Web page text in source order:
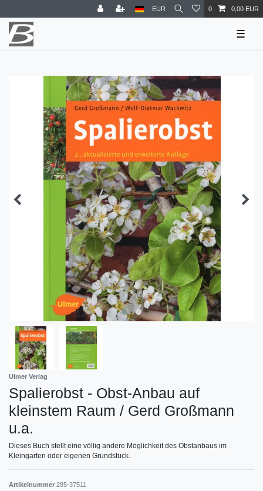
EUR 0 0,00 EUR
☰
Ulmer Verlag
Spalierobst - Obst-Anbau auf
kleinstem Raum / Gerd Großmann
u.a.
Dieses Buch stellt eine völlig andere Möglichkeit des Obstanbaus im
Kleingarten oder eigenen Grundstück.
Artikelnummer 285-37511